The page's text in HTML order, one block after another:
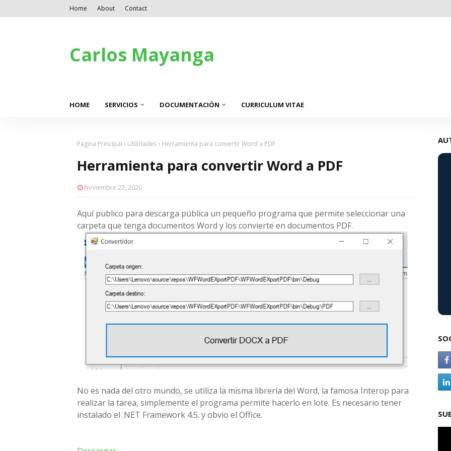
Home About Contact
Carlos Mayanga
HOME SERVICIOS DOCUMENTACIÓN CURRICULUM VITAE
Página Principal Utilidades Herramienta para convertir Word a PDF
Herramienta para convertir Word a PDF
Noviembre 27, 2020
Aquí publico para descarga pública un pequeño programa que permite seleccionar una
carpeta que tenga documentos Word y los convierte en documentos PDF.
No es nada del otro mundo, se utiliza la misma librería del Word, la famosa Interop para
realizar la tarea, simplemente el programa permite hacerlo en lote. Es necesario tener
instalado el .NET Framework 4.5. y obvio el Office.